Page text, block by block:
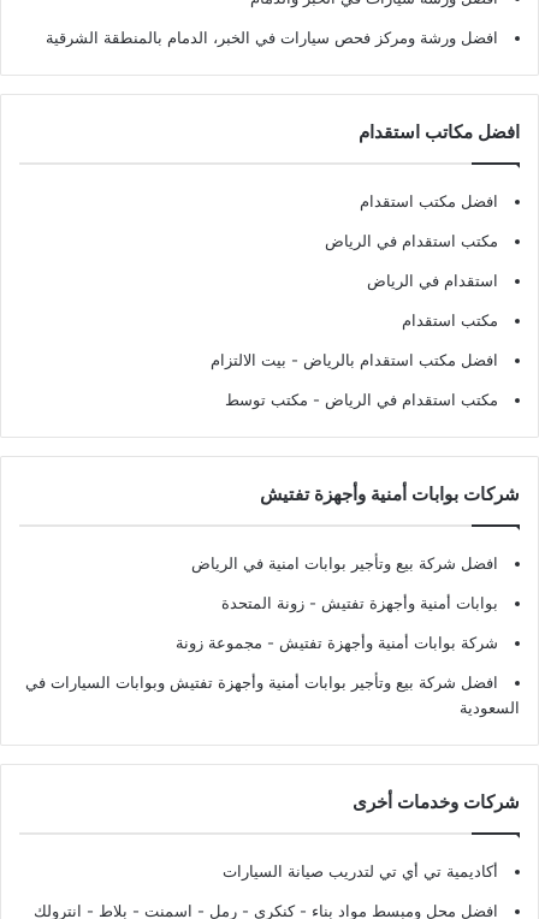
افضل ورشة ومركز فحص سيارات في الخبر، الدمام بالمنطقة الشرقية
افضل مكاتب استقدام
افضل مكتب استقدام
مكتب استقدام في الرياض
استقدام في الرياض
مكتب استقدام
افضل مكتب استقدام بالرياض - بيت الالتزام
مكتب استقدام في الرياض - مكتب توسط
شركات بوابات أمنية وأجهزة تفتيش
افضل شركة بيع وتأجير بوابات امنية في الرياض
بوابات أمنية وأجهزة تفتيش - زونة المتحدة
شركة بوابات أمنية وأجهزة تفتيش - مجموعة زونة
افضل شركة بيع وتأجير بوابات أمنية وأجهزة تفتيش وبوابات السيارات في
السعودية
شركات وخدمات أخرى
أكاديمية تي أي تي لتدريب صيانة السيارات
افضل محل ومبسط مواد بناء - كنكري - رمل - اسمنت - بلاط - انترولك